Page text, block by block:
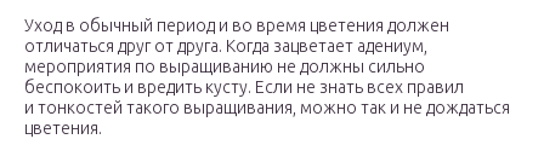
Уход в обычный период и во время цветения должен
отличаться друг от друга. Когда зацветает адениум,
мероприятия по выращиванию не должны сильно
беспокоить и вредить кусту. Если не знать всех правил
и тонкостей такого выращивания, можно так и не дождаться
цветения.